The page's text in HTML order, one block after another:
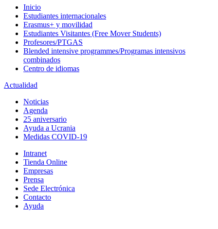
Inicio
Estudiantes internacionales
Erasmus+ y movilidad
Estudiantes Visitantes (Free Mover Students)
Profesores/PTGAS
Blended intensive programmes/Programas intensivos
combinados
Centro de idiomas
Actualidad
Noticias
Agenda
25 aniversario
Ayuda a Ucrania
Medidas COVID-19
Intranet
Tienda Online
Empresas
Prensa
Sede Electrónica
Contacto
Ayuda